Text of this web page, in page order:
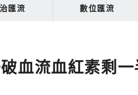
匯流 數位匯流
血流血紅素剩一